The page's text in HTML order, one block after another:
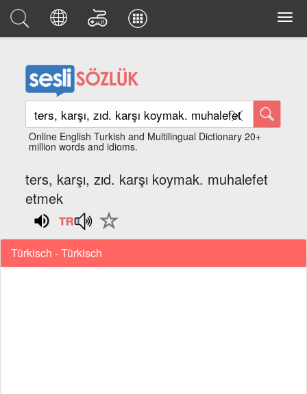
Online English Turkish and Multilingual Dictionary 20+
million words and idioms.
ters, karşı, zıd. karşı koymak. muhalefet
etmek
Türkisch - Türkisch